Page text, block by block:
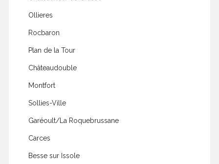
Ollieres
Rocbaron
Plan de la Tour
Châteaudouble
Montfort
Sollies-Ville
Garéoult/La Roquebrussane
Carces
Besse sur Issole